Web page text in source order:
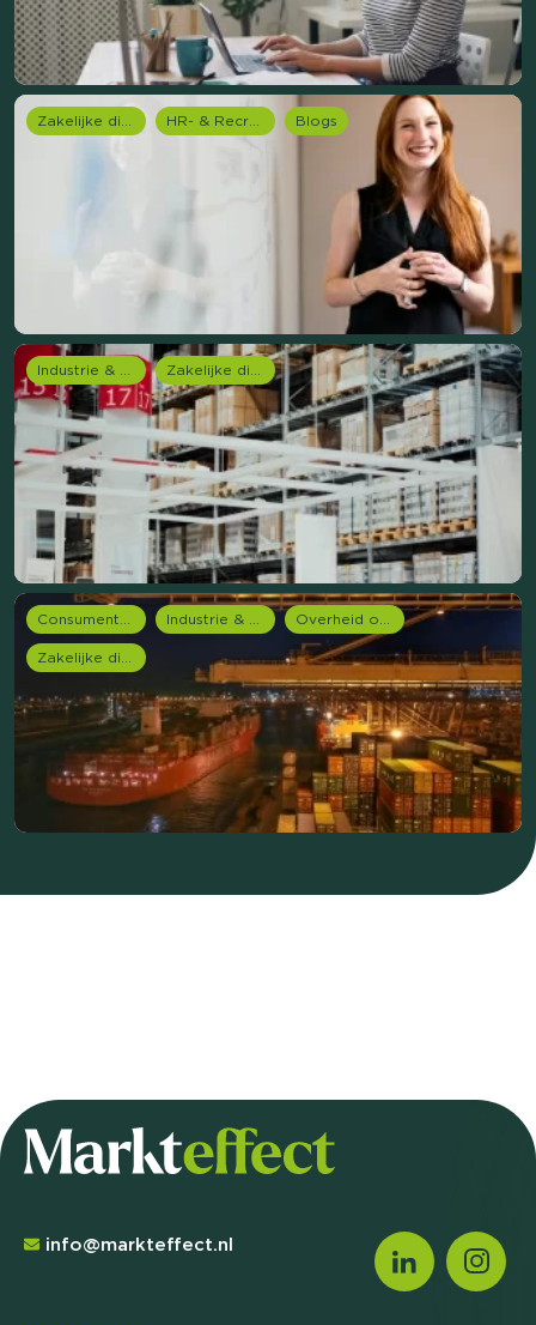
Zakelijke dienstverlening (B2B) HR- & Recruitment onderzoek Blogs
Industrie & Productie Zakelijke dienstverlening (B2B)
Consumentenonderzoek Industrie & Productie Overheid onderzoek
Zakelijke dienstverlening (B2B)
info@markteffect.nl